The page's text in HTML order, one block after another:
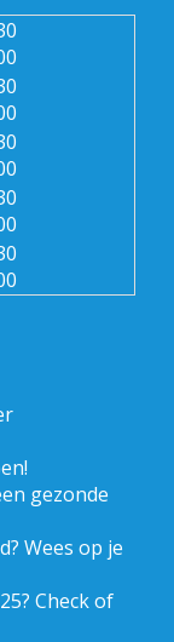
gezonde
Wees op je
Check of